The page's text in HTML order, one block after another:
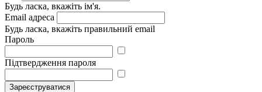
Будь ласка, вкажіть ім'я.
Email адреса
Будь ласка, вкажіть правильний email
Пароль
Підтвердження пароля
Зареєструватися